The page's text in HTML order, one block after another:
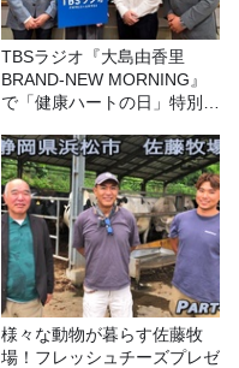
TBSラジオ『大島由香里
BRAND-NEW MORNING』
で「健康ハートの日」特別企
様々な動物が暮らす佐藤牧
場！フレッシュチーズプレゼ